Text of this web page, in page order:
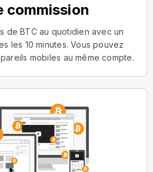
commission
de BTC au quotidien avec un
les 10 minutes. Vous pouvez
mobiles au même compte.